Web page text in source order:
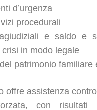
d’urgenza
procedurali
e saldo e
crisi in modo legale
patrimonio familiare
offre assistenza
con risultati